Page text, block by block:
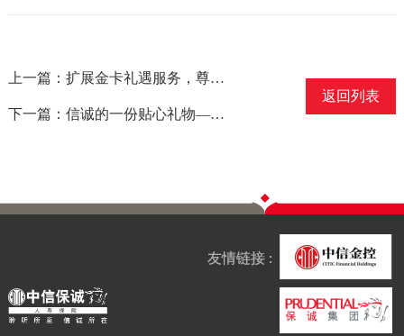
上一篇：扩展金卡礼遇服务，尊贵服务唯您尊享
下一篇：信诚的一份贴心礼物—2011年客户活动成功举行
返回列表
友情链接 :